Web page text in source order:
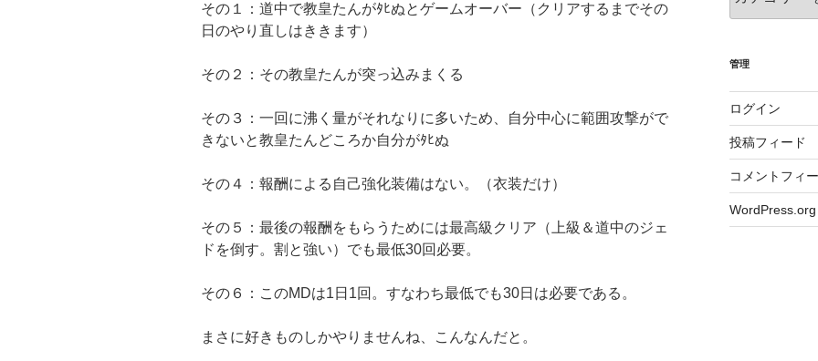
その１：道中で教皇たんがﾀﾋぬとゲームオーバー（クリアするまでその
日のやり直しはききます）
その２：その教皇たんが突っ込みまくる
その３：一回に沸く量がそれなりに多いため、自分中心に範囲攻撃がで
きないと教皇たんどころか自分がﾀﾋぬ
その４：報酬による自己強化装備はない。（衣装だけ）
その５：最後の報酬をもらうためには最高級クリア（上級＆道中のジェ
ドを倒す。割と強い）でも最低30回必要。
その６：このMDは1日1回。すなわち最低でも30日は必要である。
まさに好きものしかやりませんね、こんなんだと。
管理
ログイン
投稿フィード
コメントフィ
WordPress.org